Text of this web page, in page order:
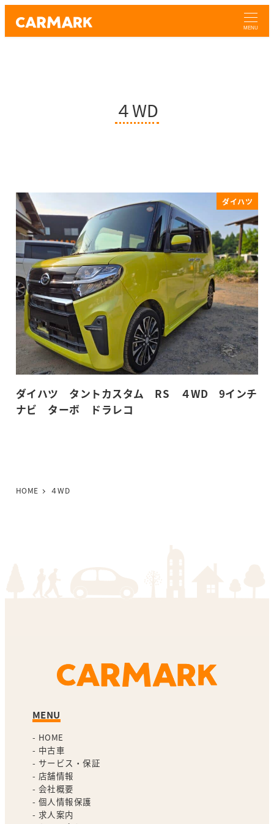
MENU
４WD
ダイハツ
ダイハツ タントカスタム RS ４WD 9インチ
ナビ ターボ ドラレコ
HOME ４WD
MENU
- HOME
- 中古車
- サービス・保証
- 店舗情報
- 会社概要
- 個人情報保護
- 求人案内